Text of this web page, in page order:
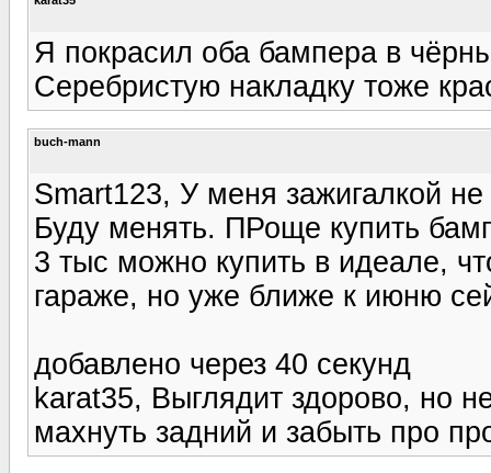
Я покрасил оба бампера в
Серебристую накладку тоже
buch-mann
Smart123, У меня зажигалкой
Буду менять. ПРоще купить
3 тыс можно купить в идеале,
гараже, но уже ближе к июню
добавлено через 40 секунд
karat35, Выглядит здорово, но
махнуть задний и забыть про